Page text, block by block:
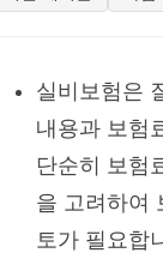
실비보험은
내용과 보험
단순히 보험
을 고려하여
토가 필요합